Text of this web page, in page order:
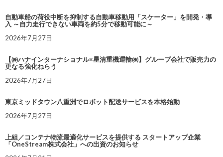
自動車船の荷役中断を抑制する自動車移動用「スケーター」を開発・導
入 ～自力走行できない車両を約5分で移動可能に～
2026年7月27日
【㈱ハナインターナショナル×星清重機運輸㈱】グループ会社で販売力の
更なる強化ねらう
2026年7月27日
東京ミッドタウン八重洲でロボット配送サービスを本格始動
2026年7月27日
上組／コンテナ物流最適化サービスを提供する スタートアップ企業
「OneStream株式会社」への出資のお知らせ